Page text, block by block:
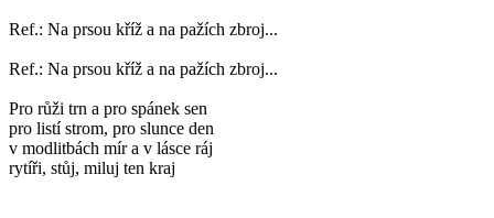
Ref.: Na prsou kříž a na pažích zbroj...
Ref.: Na prsou kříž a na pažích zbroj...
Pro růži trn a pro spánek sen
pro listí strom, pro slunce den
v modlitbách mír a v lásce ráj
rytíři, stůj, miluj ten kraj